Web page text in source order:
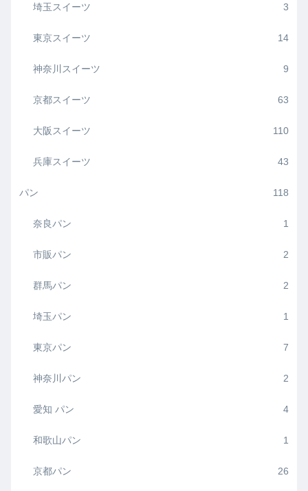
埼玉スイーツ 3
東京スイーツ 14
神奈川スイーツ 9
京都スイーツ 63
大阪スイーツ 110
兵庫スイーツ 43
パン 118
奈良パン 1
市販パン 2
群馬パン 2
埼玉パン 1
東京パン 7
神奈川パン 2
愛知 パン 4
和歌山パン 1
京都パン 26